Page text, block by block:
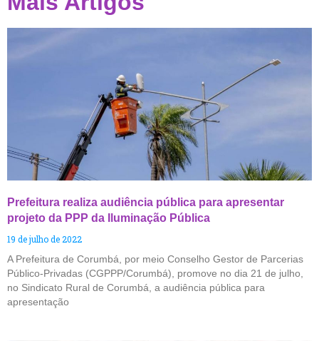
Prefeitura realiza audiência pública para apresentar
projeto da PPP da Iluminação Pública
19 de julho de 2022
A Prefeitura de Corumbá, por meio Conselho Gestor de Parcerias
Público-Privadas (CGPPP/Corumbá), promove no dia 21 de julho,
no Sindicato Rural de Corumbá, a audiência pública para
apresentação